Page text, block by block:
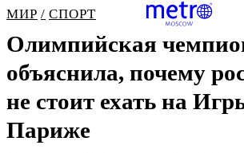
МИР СПОРТ
Олимпийская
объяснила, почему
не стоит ехать на
Париже